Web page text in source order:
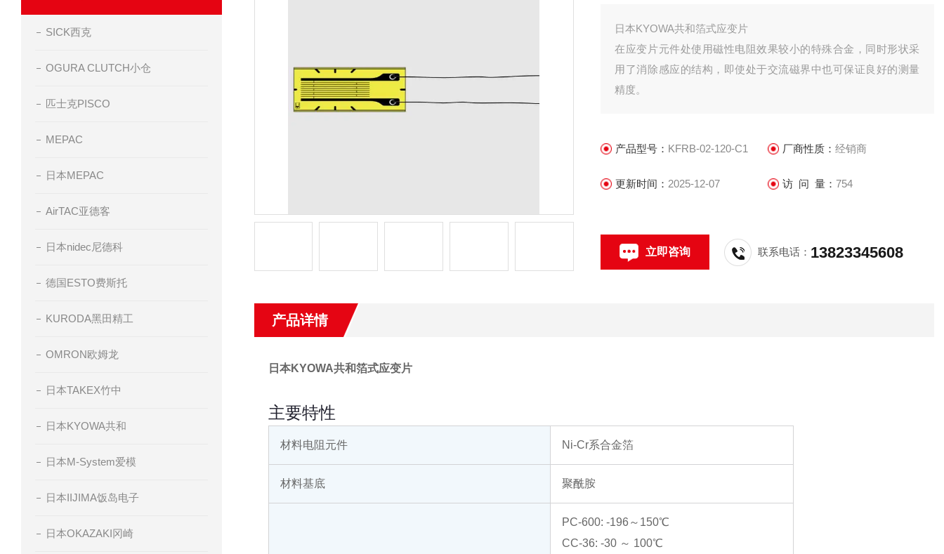
SICK西克
OGURA CLUTCH小仓
匹士克PISCO
MEPAC
日本MEPAC
AirTAC亚德客
日本nidec尼德科
德国ESTO费斯托
KURODA黑田精工
OMRON欧姆龙
日本TAKEX竹中
日本KYOWA共和
日本M-System爱模
日本IIJIMA饭岛电子
日本OKAZAKI冈崎
日本KYOWA共和箔式应变片
在应变片元件处使用磁性电阻效果较小的特殊合金，同时形状采
用了消除感应的结构，即使处于交流磁界中也可保证良好的测量
精度。
产品型号： KFRB-02-120-C1 厂商性质： 经销商
更新时间： 2025-12-07 访 问 量： 754
立即咨询 联系电话： 13823345608
产品详情
日本KYOWA共和箔式应变片
主要特性
材料电阻元件 Ni-Cr系合金箔
材料基底 聚酰胺
PC-600: -196～150℃
CC-36: -30 ～ 100℃